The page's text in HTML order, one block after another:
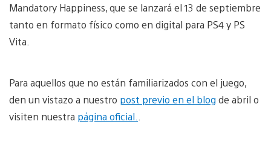
Mandatory Happiness, que se lanzará el 13 de septiembre
tanto en formato físico como en digital para PS4 y PS
Vita.
Para aquellos que no están familiarizados con el juego,
den un vistazo a nuestro post previo en el blog de abril o
visiten nuestra página oficial.